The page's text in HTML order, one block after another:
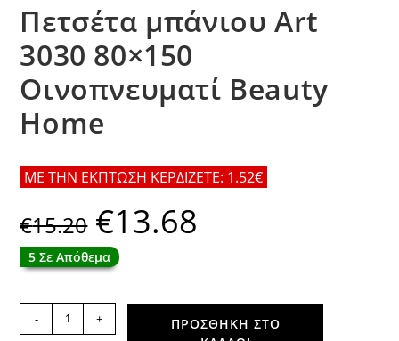
Πετσέτα μπάνιου Art
3030 80×150
Οινοπνευματί Beauty
Home
ΜΕ ΤΗΝ ΕΚΠΤΩΣΗ ΚΕΡΔΙΖΕΤΕ: 1.52€
€15.20 Original
price
was:
€15.20.
€13.68
5 Σε Απόθεμα
Πετσέτα
μπάνιου
- +
ΠΡΟΣΘΉΚΗ ΣΤΟ